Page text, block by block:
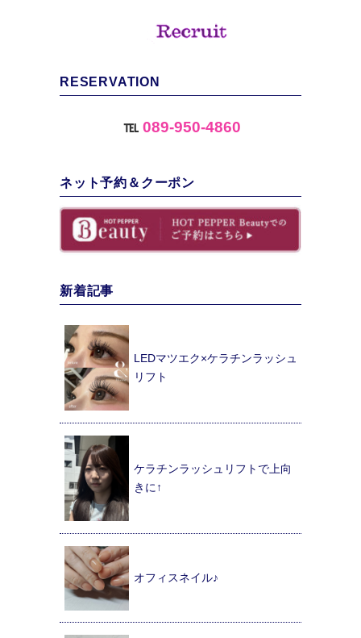
RESERVATION
℡ 089-950-4860
ネット予約＆クーポン
新着記事
LEDマツエク×ケラチンラッシュ
リフト
ケラチンラッシュリフトで上向
きに↑
オフィスネイル♪